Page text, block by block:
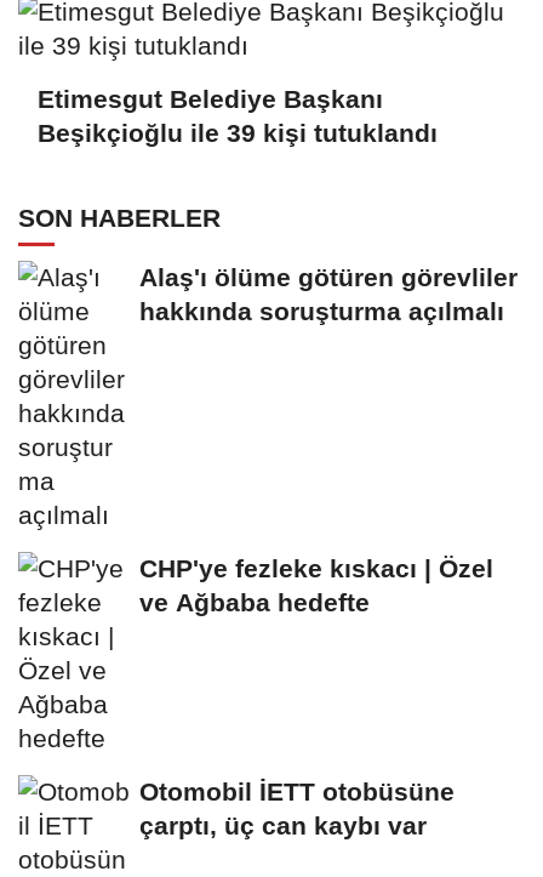
Etimesgut Belediye Başkanı
Beşikçioğlu ile 39 kişi tutuklandı
SON HABERLER
Alaş'ı ölüme götüren görevliler
hakkında soruşturma açılmalı
CHP'ye fezleke kıskacı | Özel
ve Ağbaba hedefte
Otomobil İETT otobüsüne
çarptı, üç can kaybı var